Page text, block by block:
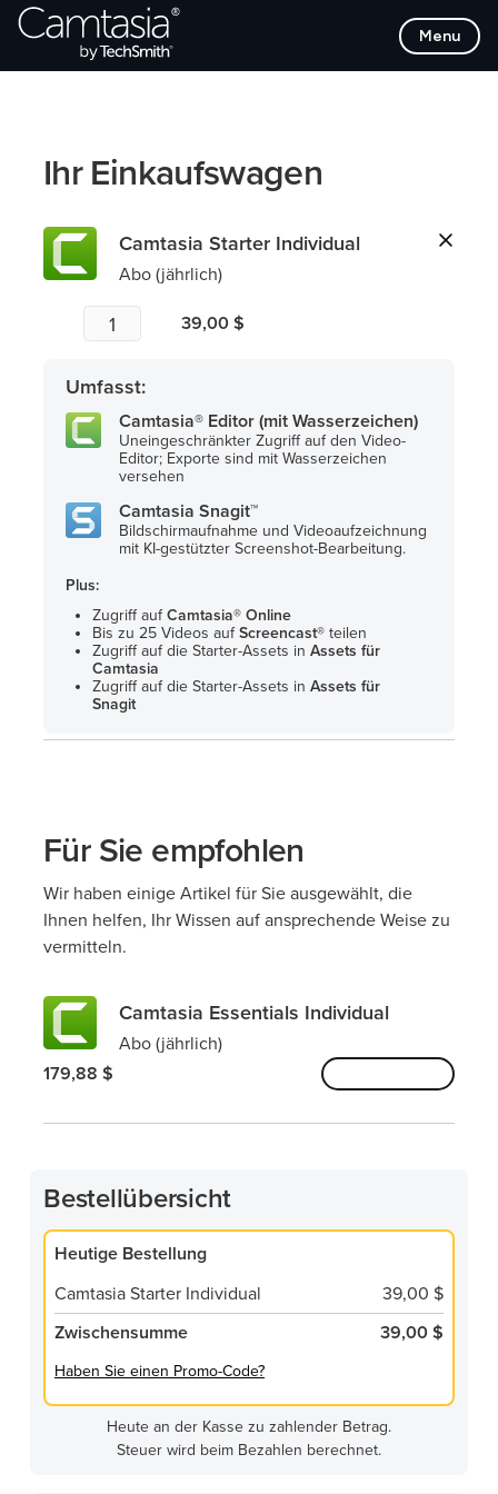
Direkt
zum
Inhalt
Menu
Ihr Einkaufswagen
Camtasia Starter Individual
Abo (jährlich)
39,00 $
Umfasst:
Camtasia® Editor (mit Wasserzeichen)
Uneingeschränkter Zugriff auf den Video-
Editor; Exporte sind mit Wasserzeichen
versehen
Camtasia Snagit™
Bildschirmaufnahme und Videoaufzeichnung
mit KI-gestützter Screenshot-Bearbeitung.
Plus:
Zugriff aufCamtasia® Online
Bis zu 25 Videos aufScreencast® teilen
Zugriff auf die Starter-Assets in Assets für
Camtasia
Zugriff auf die Starter-Assets in Assets für
Snagit
Für Sie empfohlen
Wir haben einige Artikel für Sie ausgewählt, die
Ihnen helfen, Ihr Wissen auf ansprechende Weise zu
vermitteln.
Camtasia Essentials Individual
Abo (jährlich)
179,88 $
Bestellübersicht
Heutige Bestellung
Camtasia Starter Individual
39,00 $
Zwischensumme
39,00 $
Haben Sie einen Promo-Code?
Heute an der Kasse zu zahlender Betrag.
Steuer wird beim Bezahlen berechnet.